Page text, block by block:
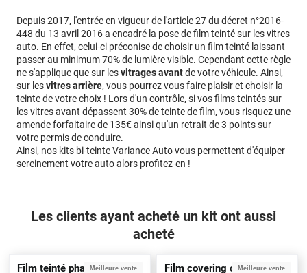
Depuis 2017, l'entrée en vigueur de l'article 27 du décret n°2016-
448 du 13 avril 2016 a encadré la pose de film teinté sur les vitres
auto. En effet, celui-ci préconise de choisir un film teinté laissant
passer au minimum 70% de lumière visible. Cependant cette règle
ne s'applique que sur lesvitrages avantde votre véhicule. Ainsi,
sur lesvitres arrière, vous pourrez vous faire plaisir et choisir la
teinte de votre choix ! Lors d'un contrôle, si vos films teintés sur
les vitres avant dépassent 30% de teinte de film, vous risquez une
amende forfaitaire de 135€ ainsi qu'un retrait de 3 points sur
votre permis de conduire.
Ainsi, nos kits bi-teinte Variance Auto vous permettent d'équiper
sereinement votre auto alors profitez-en !
Les clients ayant acheté un kit ont aussi
acheté
Meilleure vente
Film teinté phare noir clair Meilleure vente
Film covering carbone noir